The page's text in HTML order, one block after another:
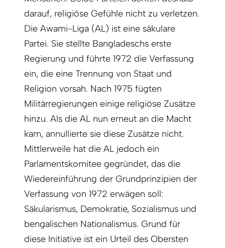
darauf, religiöse Gefühle nicht zu verletzen.
Die Awami-Liga (AL) ist eine säkulare
Partei. Sie stellte Bangladeschs erste
Regierung und führte 1972 die Verfassung
ein, die eine Trennung von Staat und
Religion vorsah. Nach 1975 fügten
Militärregierungen einige religiöse Zusätze
hinzu. Als die AL nun erneut an die Macht
kam, annullierte sie diese Zusätze nicht.
Mittlerweile hat die AL jedoch ein
Parlamentskomitee gegründet, das die
Wiedereinführung der Grundprinzipien der
Verfassung von 1972 erwägen soll:
Säkularismus, Demokratie, Sozialismus und
bengalischen Nationalismus. Grund für
diese Initiative ist ein Urteil des Obersten